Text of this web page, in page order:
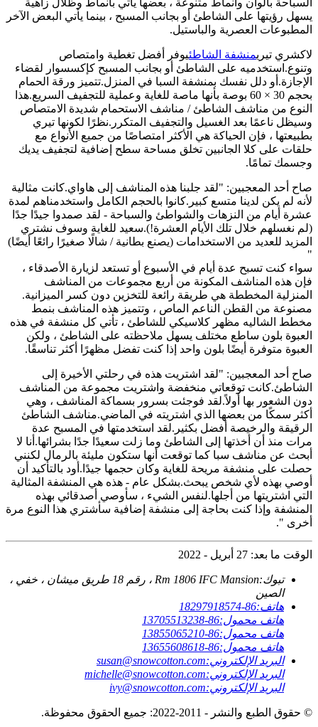
السباحة بألوان وأنماط متنوعة ، بعضها يأتي بأنماط وظلال زاهية
يسهل رؤيتها على الشاطئ أو بجانب المسبح ، بينما يأتي البعض الآخر
المطبوعات العصرية والباستيل.
لاكشري تيريمنشفة الشاطئيوفر أفضل تغطية وامتصاص
وتنوع.استخدميه على الشاطئ أو بجانب المسبح كإكسسوار لقضاء
الإجازة.أو دلل نفسك بمنشفة السبا في المنزل.تتميز ورقة الحمام
بحجم 30 × 60 بوصة بأنها ماصة للغاية وعملية للتجفيف السريع.هذا
النوع من مناشف الشاطئ / مناشف الاستحمام شديدة الامتصاص
وسيظل ناعمًا بعد الغسيل والتجفيف المتكرر.نظرًا لكونها تيري
بطبيعتها ، فإن الحياكة هي الأكثر امتصاصًا من جميع الأنواع مع
حلقات على كلا الجانبين تخلق مساحة سطح إضافية لتجفيف يديك
وجسمك تمامًا.
صاح أحد المعجبين: "لقد جلبنا هذه المناشف إلى هاواي.كانت مثالية
لأنه لم يكن لدينا متسع كبير.كانوا بالحجم الكامل واستخدمناهم لمدة
عشرة أيام من النزهات والشواطئ والسباحة - لقد صمدوا جيدًا جدًا
(لم نغسلهم خلال تلك الأيام العشرة!).سعيد للغاية وسوف نشتري
المزيد للعديد من الاستخدامات (يصنع بطانية / شالًا صغيرًا رائعًا أيضًا)
"
سواء كنت تسبح عدة أيام في الأسبوع أو تستعد لزيارة الأصدقاء ،
فإن هذه المناشف المكونة من أربع مجموعات من المناشف
المنزلية المخططة هي طريقة رائعة للتخزين دون كسر الميزانية.
مصنوعة من القطن الناعم الماص ، وتتميز هذه المناشف بنمط
مخطط الشاليه مظهر كلاسيكي للشاطئ ، تأتي كل منشفة في هذه
العبوة بلون ساطع مختلف يسهل ملاحظته على الشاطئ ، ولكن
العبوة متوفرة أيضًا بلون واحد إذا كنت تفضل مظهرًا أكثر تناسقًا.
صاح أحد المعجبين: "لقد اشتريت هذه في رحلتي الأخيرة إلى
الشاطئ.كانت توقعاتي منخفضة واشتريت مجموعة من المناشف
دون الشعور بها أولاً.لقد فوجئت بسرور بسماكة المناشف ، وهي
أكثر سمكًا من بعضها الذي اشتريته في الماضي.مناشف الشاطئ
الرقيقة والرخيصة أفضل بكثير.لقد استخدمتها في المسبح عدة
مرات منذ أن أخذتها إلى الشاطئ وما زلت سعيدًا جدًا بشرائها.أنا لا
أبحث عن مناشف سبا كما توقعت أنها ستكون مليئة بالرمال لكنني
حصلت على منشفة مريحة للغاية وكان حجمها جيدًا.أود بالتأكيد أن
أوصي بهذه لأي شخص يبحث.بشكل عام - هذه هي المنشفة المثالية
التي اشتريتها من أجلها.لنفس الشيء ، سأوصي أصدقائي بهذه
المنشفة وإذا كنت بحاجة إلى منشفة إضافية سأشتري هذا النوع مرة
أخرى ".
الوقت ما بعد: 27 أبريل - 2022
تبوك:
Rm 1806 IFC Mansion ، رقم 18 طريق ميشان ، خفي ،
الصين
هاتف:86-18297918574
هاتف محمول:86-13705513238
هاتف محمول:86-13855065210
هاتف محمول:86-13655608618
البريد الإلكتروني:susan@snowcotton.com
البريد الإلكتروني:michelle@snowcotton.com
البريد الإلكتروني:ivy@snowcotton.com
© حقوق الطبع والنشر - 2011-2022: جميع الحقوق محفوظة.